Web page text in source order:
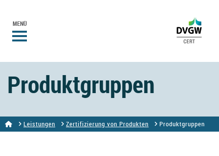
MENÜ
Produktgruppen
Leistungen Zertifizierung von Produkten Produktgruppen